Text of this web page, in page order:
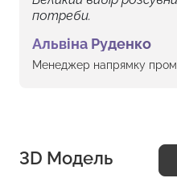
потреби.
Альвіна Руденко
Менеджер напрямку
3D Модель